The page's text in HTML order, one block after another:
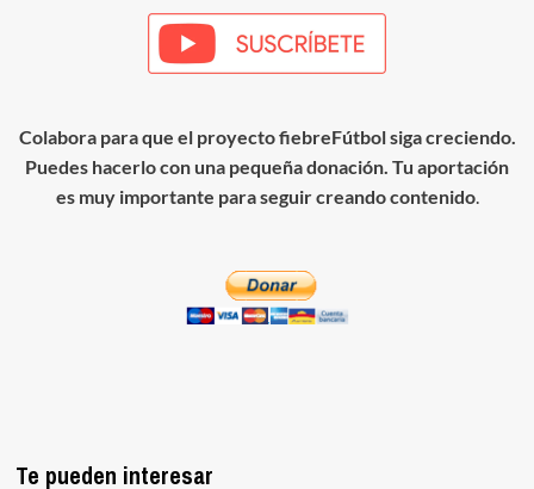
Colabora para que el proyecto fiebreFútbol siga creciendo.
Puedes hacerlo con una pequeña donación. Tu aportación
es muy importante para seguir creando contenido.
Te pueden interesar